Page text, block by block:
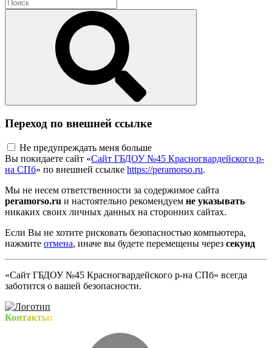
Переход по внешней ссылке
Не предупреждать меня больше
Вы покидаете сайт «Сайт ГБДОУ №45 Красногвардейского р-
на СПб» по внешней ссылке https://peramorso.ru.
Мы не несем ответственности за содержимое сайта
peramorso.ru и настоятельно рекомендуем не указывать
никаких своих личных данных на сторонних сайтах.
Если Вы не хотите рисковать безопасностью компьютера,
нажмите отмена, иначе вы будете перемещены через секунд
«Сайт ГБДОУ №45 Красногвардейского р-на СПб» всегда
заботится о вашей безопасности.
Контакты: